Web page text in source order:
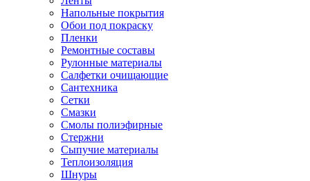
Напольные покрытия
Обои под покраску
Пленки
Ремонтные составы
Рулонные материалы
Салфетки очищающие
Сантехника
Сетки
Смазки
Смолы полиэфирные
Стержни
Сыпучие материалы
Теплоизоляция
Шнуры